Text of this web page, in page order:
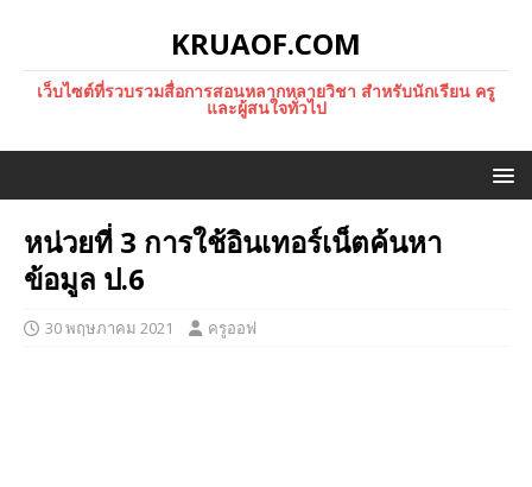
KRUAOF.COM
เว็บไซต์ที่รวบรวมสื่อการสอนหลากหลายวิชา สำหรับนักเรียน ครู
และผู้สนใจทั่วไป
หน่วยที่ 3 การใช้อินเทอร์เน็ตค้นหา
ข้อมูล ป.6
30 พฤษภาคม 2021 ครูออฟ